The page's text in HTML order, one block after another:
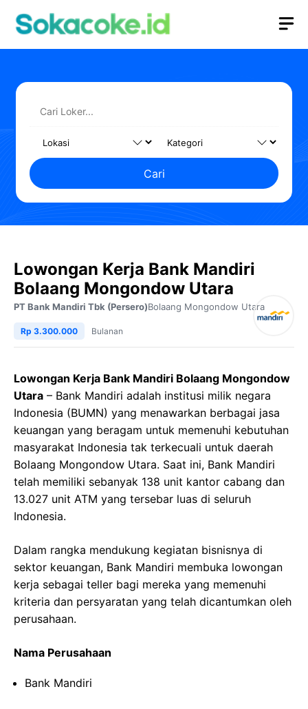
Cari
Lowongan Kerja Bank Mandiri
Bolaang Mongondow Utara
PT Bank Mandiri Tbk (Persero)Bolaang Mongondow Utara
Rp 3.300.000 Bulanan
Lowongan Kerja Bank Mandiri Bolaang Mongondow
Utara – Bank Mandiri adalah institusi milik negara
Indonesia (BUMN) yang menawarkan berbagai jasa
keuangan yang beragam untuk memenuhi kebutuhan
masyarakat Indonesia tak terkecuali untuk daerah
Bolaang Mongondow Utara. Saat ini, Bank Mandiri
telah memiliki sebanyak 138 unit kantor cabang dan
13.027 unit ATM yang tersebar luas di seluruh
Indonesia.
Dalam rangka mendukung kegiatan bisnisnya di
sektor keuangan, Bank Mandiri membuka lowongan
kerja sebagai teller bagi mereka yang memenuhi
kriteria dan persyaratan yang telah dicantumkan oleh
perusahaan.
Nama Perusahaan
Bank Mandiri